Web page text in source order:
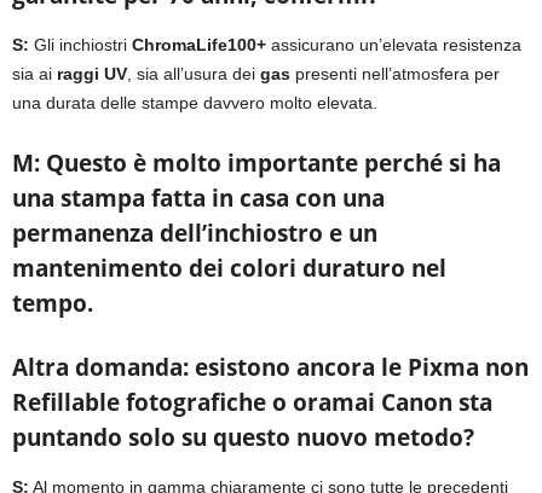
S: Gli inchiostri ChromaLife100+ assicurano un’elevata resistenza
sia ai raggi UV , sia all’usura dei gas presenti nell’atmosfera per
una durata delle stampe davvero molto elevata.
M: Questo è molto importante perché si ha
una stampa fatta in casa con una
permanenza dell’inchiostro e un
mantenimento dei colori duraturo nel
tempo.
Altra domanda: esistono ancora le Pixma non
Refillable fotografiche o oramai Canon sta
puntando solo su questo nuovo metodo?
S: Al momento in gamma chiaramente ci sono tutte le precedenti